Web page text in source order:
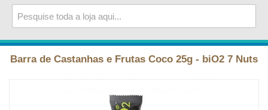
Barra de Castanhas e Frutas Coco 25g - biO2 7 Nuts